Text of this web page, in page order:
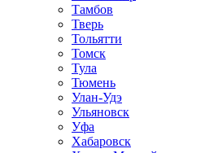
Тамбов
Тверь
Тольятти
Томск
Тула
Тюмень
Улан-Удэ
Ульяновск
Уфа
Хабаровск